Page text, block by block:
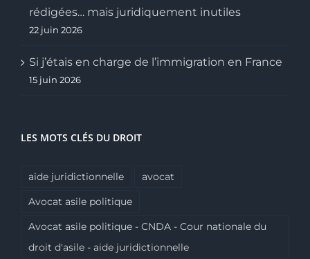
rédigées… mais juridiquement inutiles
22 juin 2026
Si j’étais en charge de l’immigration en France
15 juin 2026
LES MOTS CLÉS DU DROIT
aide juridictionnelle
avocat
Avocat asile politique
Avocat asile politique - CNDA - Cour nationale du
droit d'asile - aide juridictionnelle